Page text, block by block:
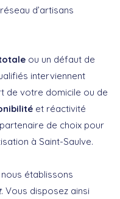
d’artisans
ou un défaut de
interviennent
de votre domicile ou de
et réactivité
de choix pour
à Saint-Saulve.
établissons
. Vous disposez ainsi